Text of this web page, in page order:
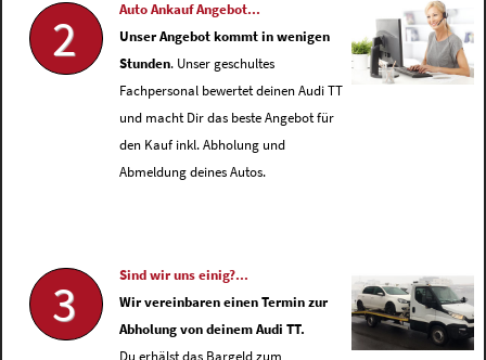
2
Auto Ankauf Angebot...
Unser Angebot kommt in wenigen
Stunden. Unser geschultes
Fachpersonal bewertet deinen Audi TT
und macht Dir das beste Angebot für
den Kauf inkl. Abholung und
Abmeldung deines Autos.
3
Sind wir uns einig?...
Wir vereinbaren einen Termin zur
Abholung von deinem Audi TT.
Du erhälst das Bargeld zum